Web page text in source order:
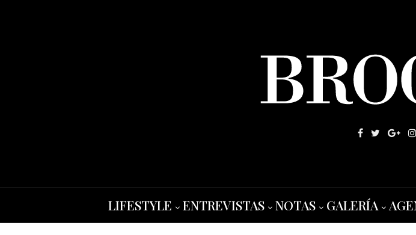
LIFESTYLE ENTREVISTAS NOTAS GALERÍA